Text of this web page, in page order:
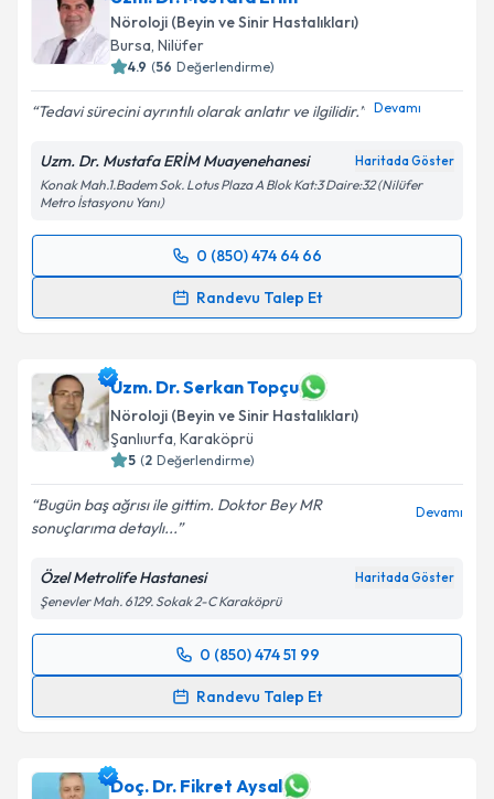
bilgilendireceğiz.
E-posta Adresiniz
Kişisel verilerimin işlenmesine ilişkin
Aydınlatma
Metni'ni okudum ve kişisel verilerimin belirtilen
kapsamda işlenmesini kabul ediyorum.
Takvim Talebini Gönder
Nöroloji (Beyin ve Sinir Hastalıkları)
Bursa, Nilüfer
4.9 (56 Değerlendirme)
Tedavi sürecini ayrıntılı olarak anlatır ve ilgilidir. Devamı
Uzm. Dr. Mustafa ERİM Muayenehanesi Haritada Göster
Konak Mah.1.Badem Sok. Lotus Plaza A Blok Kat:3 Daire:32 (Nilüfer
Metro İstasyonu Yanı)
0 (850) 474 64 66
Randevu Talep Et
Randevu Takvimi Talebi
takvim hazırlandığında e-posta ile bilgilendireceğiz.
E-posta Adresiniz
Kişisel verilerimin işlenmesine ilişkin
kapsamda işlenmesini kabul ediyorum.
Takvim Talebini Gönder
Uzm. Dr. Serkan Topçu
Nöroloji (Beyin ve Sinir Hastalıkları)
Şanlıurfa, Karaköprü
5 (2 Değerlendirme)
Bugün baş ağrısı ile gittim. Doktor Bey MR
sonuçlarıma detaylı...
Devamı
Özel Metrolife Hastanesi Haritada Göster
Şenevler Mah. 6129. Sokak 2-C Karaköprü
0 (850) 474 51 99
Randevu Talep Et
Randevu Takvimi Talebi
takvim hazırlandığında e-posta ile bilgilendireceğiz.
Doç. Dr. Fikret Aysal